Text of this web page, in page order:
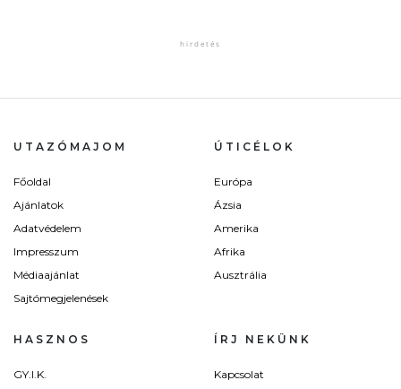
UTAZÓMAJOM
Főoldal
Ajánlatok
Adatvédelem
Impresszum
Médiaajánlat
Sajtómegjelenések
ÚTICÉLOK
Európa
Ázsia
Amerika
Afrika
Ausztrália
HASZNOS
GY.I.K.
ÍRJ NEKÜNK
Kapcsolat